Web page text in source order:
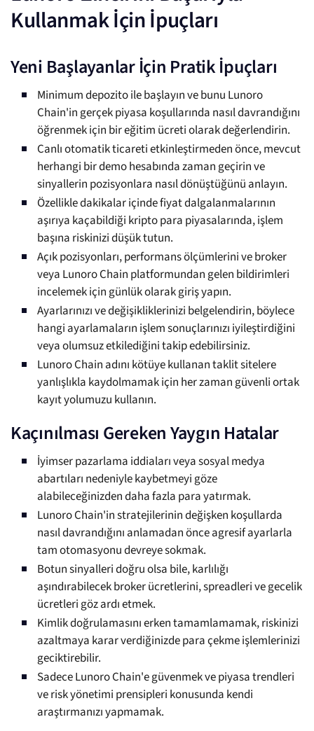
Kullanmak İçin İpuçları
Yeni Başlayanlar İçin Pratik İpuçları
Minimum depozito ile başlayın ve bunu Lunoro
Chain'in gerçek piyasa koşullarında nasıl davrandığını
öğrenmek için bir eğitim ücreti olarak değerlendirin.
Canlı otomatik ticareti etkinleştirmeden önce, mevcut
herhangi bir demo hesabında zaman geçirin ve
sinyallerin pozisyonlara nasıl dönüştüğünü anlayın.
Özellikle dakikalar içinde fiyat dalgalanmalarının
aşırıya kaçabildiği kripto para piyasalarında, işlem
başına riskinizi düşük tutun.
Açık pozisyonları, performans ölçümlerini ve broker
veya Lunoro Chain platformundan gelen bildirimleri
incelemek için günlük olarak giriş yapın.
Ayarlarınızı ve değişikliklerinizi belgelendirin, böylece
hangi ayarlamaların işlem sonuçlarınızı iyileştirdiğini
veya olumsuz etkilediğini takip edebilirsiniz.
Lunoro Chain adını kötüye kullanan taklit sitelere
yanlışlıkla kaydolmamak için her zaman güvenli ortak
kayıt yolumuzu kullanın.
Kaçınılması Gereken Yaygın Hatalar
İyimser pazarlama iddiaları veya sosyal medya
abartıları nedeniyle kaybetmeyi göze
alabileceğinizden daha fazla para yatırmak.
Lunoro Chain'in stratejilerinin değişken koşullarda
nasıl davrandığını anlamadan önce agresif ayarlarla
tam otomasyonu devreye sokmak.
Botun sinyalleri doğru olsa bile, karlılığı
aşındırabilecek broker ücretlerini, spreadleri ve gecelik
ücretleri göz ardı etmek.
Kimlik doğrulamasını erken tamamlamamak, riskinizi
azaltmaya karar verdiğinizde para çekme işlemlerinizi
geciktirebilir.
Sadece Lunoro Chain'e güvenmek ve piyasa trendleri
ve risk yönetimi prensipleri konusunda kendi
araştırmanızı yapmamak.